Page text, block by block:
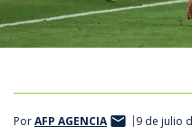
PorAFP AGENCIA 9 de julio